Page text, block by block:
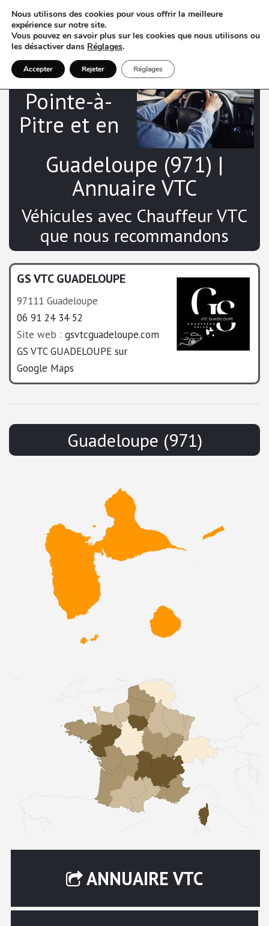
VTC à
Pointe-à-
Pitre et en
Guadeloupe (971) |
Annuaire VTC
Véhicules avec Chauffeur VTC
que nous recommandons
GS VTC GUADELOUPE
97111 Guadeloupe
06 91 24 34 52
Site web : gsvtcguadeloupe.com
GS VTC GUADELOUPE sur
Google Maps
Guadeloupe (971)
ANNUAIRE VTC
Nous utilisons des cookies pour vous offrir la meilleure
expérience sur notre site.
Vous pouvez en savoir plus sur les cookies que nous utilisons ou
les désactiver dans Réglages.
Accepter Rejeter Réglages